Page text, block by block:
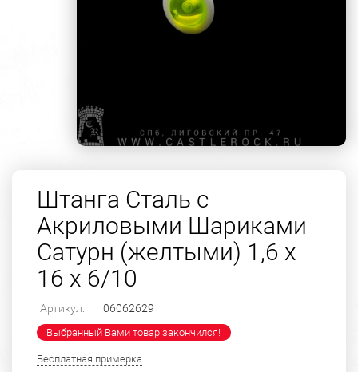
Штанга Сталь с
Акриловыми Шариками
Сатурн (желтыми) 1,6 х
16 х 6/10
Артикул: 06062629
Выбранный Вами товар закончился!
Бесплатная примерка